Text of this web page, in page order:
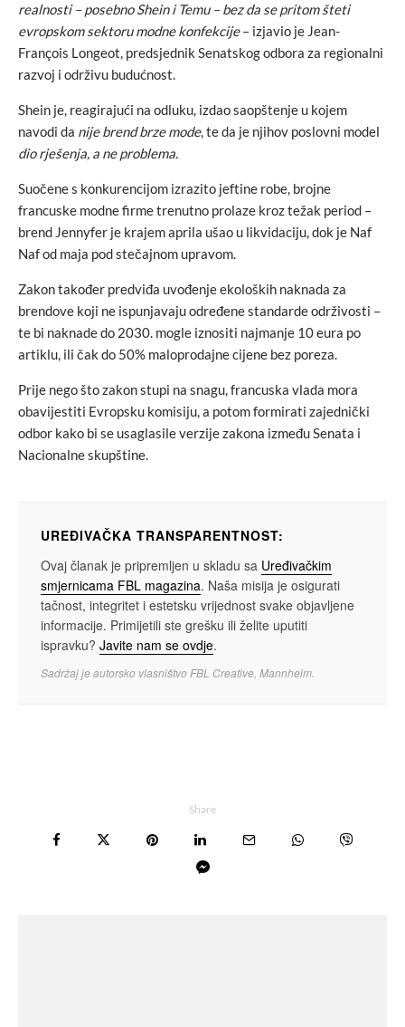
realnosti – posebno Shein i Temu – bez da se pritom šteti
evropskom sektoru modne konfekcije– izjavio je Jean-
François Longeot, predsjednik Senatskog odbora za regionalni
razvoj i održivu budućnost.
Shein je, reagirajući na odluku, izdao saopštenje u kojem
navodi da nije brend brze mode, te da je njihov poslovni model
dio rješenja, a ne problema.
Suočene s konkurencijom izrazito jeftine robe, brojne
francuske modne firme trenutno prolaze kroz težak period –
brend Jennyfer je krajem aprila ušao u likvidaciju, dok je Naf
Naf od maja pod stečajnom upravom.
Zakon također predviđa uvođenje ekoloških naknada za
brendove koji ne ispunjavaju određene standarde održivosti –
te bi naknade do 2030. mogle iznositi najmanje 10 eura po
artiklu, ili čak do 50% maloprodajne cijene bez poreza.
Prije nego što zakon stupi na snagu, francuska vlada mora
obavijestiti Evropsku komisiju, a potom formirati zajednički
odbor kako bi se usaglasile verzije zakona između Senata i
Nacionalne skupštine.
UREĐIVAČKA TRANSPARENTNOST:
Ovaj članak je pripremljen u skladu sa Uređivačkim
smjernicama FBL magazina. Naša misija je osigurati
tačnost, integritet i estetsku vrijednost svake objavljene
informacije. Primijetili ste grešku ili želite uputiti
ispravku? Javite nam se ovdje.
Sadržaj je autorsko vlasništvo FBL Creative, Mannheim.
Share